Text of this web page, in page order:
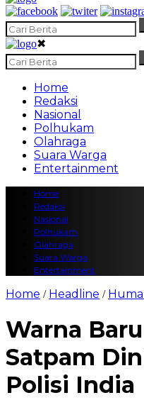
✖
Home
Redaksi
Nasional
Polhukam
Olahraga
Suara Warga
Entertainment
Home
Redaksi
Nasional
Polhukam
Olahraga
Suara Warga
Entertainment
Home / Headline /
Warna
Satpam
Polisi India